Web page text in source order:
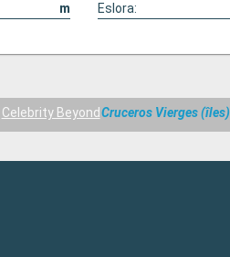
m Eslora:
Celebrity BeyondCruceros Vierges (îles)